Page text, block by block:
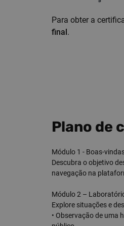
Para obter a
final .
Plano de
Módulo 1 - Boas-
Descubra o objetivo
navegação na
Módulo 2 –
Explore situações e
• Observação de uma